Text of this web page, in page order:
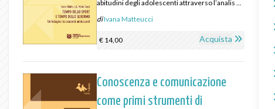
abitudini degli adolescenti attraverso l’analis ...
diIvana Matteucci
€ 14,00 Acquista
Conoscenza e comunicazione
come primi strumenti di